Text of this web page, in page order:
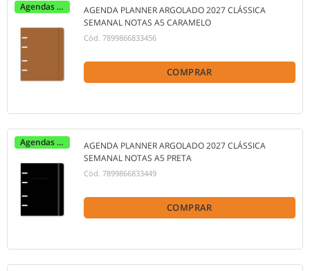
Agendas 2027
AGENDA PLANNER ARGOLADO 2027 CLÁSSICA
SEMANAL NOTAS A5 CARAMELO
Cód. 7899866833456
COMPRAR
Agendas 2027
AGENDA PLANNER ARGOLADO 2027 CLÁSSICA
SEMANAL NOTAS A5 PRETA
Cód. 7899866833449
COMPRAR